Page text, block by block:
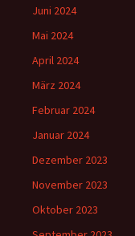
Juni 2024
Mai 2024
April 2024
März 2024
Februar 2024
Januar 2024
Dezember 2023
November 2023
Oktober 2023